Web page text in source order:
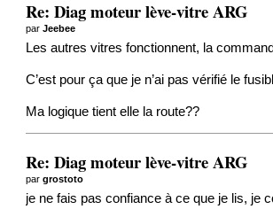
Re: Diag moteur lève-vitre ARG
parJeebee
Les autres vitres fonctionnent, la
C’est pour ça que je n’ai pas vérifié le
Ma logique tient elle la route??
Re: Diag moteur lève-vitre ARG
pargrostoto
je ne fais pas confiance à ce que je lis, je